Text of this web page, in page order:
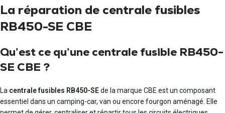
La réparation de centrale fusibles
RB450-SE CBE
Qu’est ce qu’une centrale fusible RB450-
SE CBE ?
La centrale fusibles RB450-SEde la marque CBE est un composant
essentiel dans un camping-car, van ou encore fourgon aménagé. Elle